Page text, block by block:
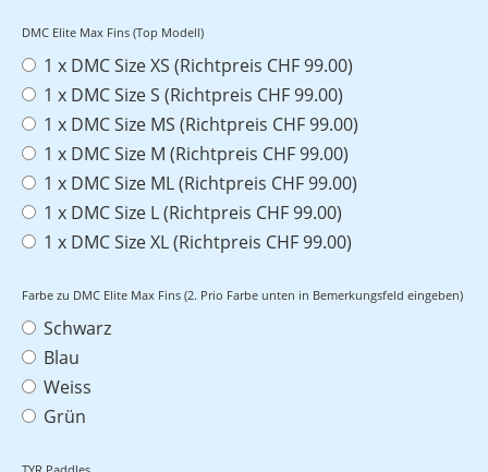
DMC Elite Max Fins (Top Modell)
1 x DMC Size XS (Richtpreis CHF 99.00)
1 x DMC Size S (Richtpreis CHF 99.00)
1 x DMC Size MS (Richtpreis CHF 99.00)
1 x DMC Size M (Richtpreis CHF 99.00)
1 x DMC Size ML (Richtpreis CHF 99.00)
1 x DMC Size L (Richtpreis CHF 99.00)
1 x DMC Size XL (Richtpreis CHF 99.00)
Farbe zu DMC Elite Max Fins (2. Prio Farbe unten in Bemerkungsfeld eingeben)
Schwarz
Blau
Weiss
Grün